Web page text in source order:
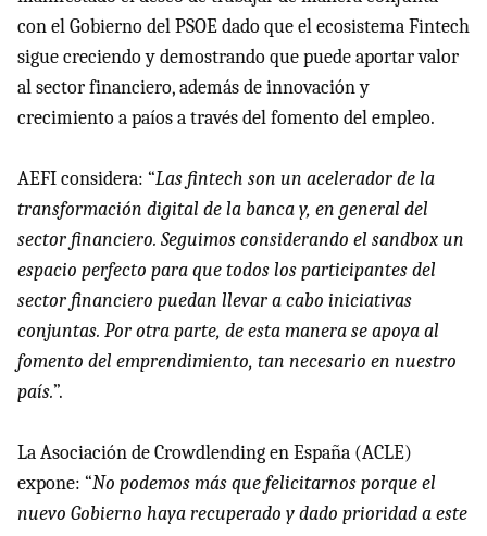
con el Gobierno del PSOE dado que el ecosistema Fintech
sigue creciendo y demostrando que puede aportar valor
al sector financiero, además de innovación y
crecimiento a paíos a través del fomento del empleo.
AEFI considera: “Las fintech son un acelerador de la
transformación digital de la banca y, en general del
sector financiero. Seguimos considerando el sandbox un
espacio perfecto para que todos los participantes del
sector financiero puedan llevar a cabo iniciativas
conjuntas. Por otra parte, de esta manera se apoya al
fomento del emprendimiento, tan necesario en nuestro
país.”.
La Asociación de Crowdlending en España (ACLE)
expone: “No podemos más que felicitarnos porque el
nuevo Gobierno haya recuperado y dado prioridad a este